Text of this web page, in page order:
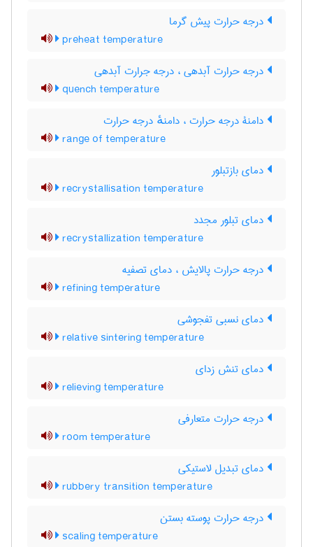
درجه حرارت پیش گرما
preheat temperature
درجه حرارت آبدهی ، درجه جرارت آبدهی
quench temperature
دامنۀ درجه حرارت ، دامنهٔ درجه حرارت
range of temperature
دمای بازتبلور
recrystallisation temperature
دمای تبلور مجدد
recrystallization temperature
درجه حرارت پالایش ، دمای تصفیه
refining temperature
دمای نسبی تفجوشی
relative sintering temperature
دمای تنش زدای
relieving temperature
درجه حرارت متعارفی
room temperature
دمای تبدیل لاستیکی
rubbery transition temperature
درجه حرارت پوسته بستن
scaling temperature